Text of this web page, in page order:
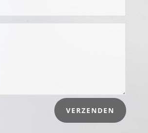
VERZENDEN